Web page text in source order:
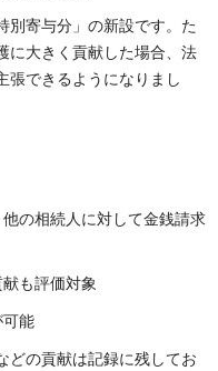
別寄与分」の新設です。た
に大きく貢献した場合、法
張できるようになりまし
の相続人に対して金銭請求
も評価対象
能
どの貢献は記録に残してお